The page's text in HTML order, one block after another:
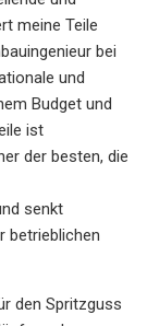
meine Teile
bei
und
Budget und
ist
der besten, die
senkt
betrieblichen
den Spritzguss